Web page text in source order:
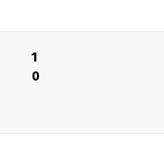
1
0